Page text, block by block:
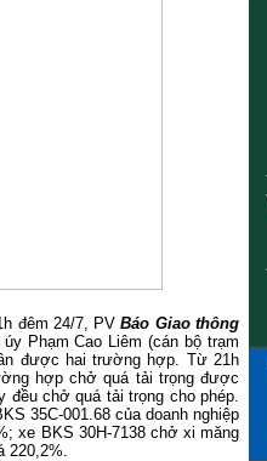
đêm 24/7, PVBáo Giao thông
Phạm Cao Liêm (cán bộ trạm
được hai trường hợp. Từ 21h
hợp chở quá tải trọng được
chở quá tải trọng cho phép.
35C-001.68 của doanh nghiệp
xe BKS 30H-7138 chở xi măng